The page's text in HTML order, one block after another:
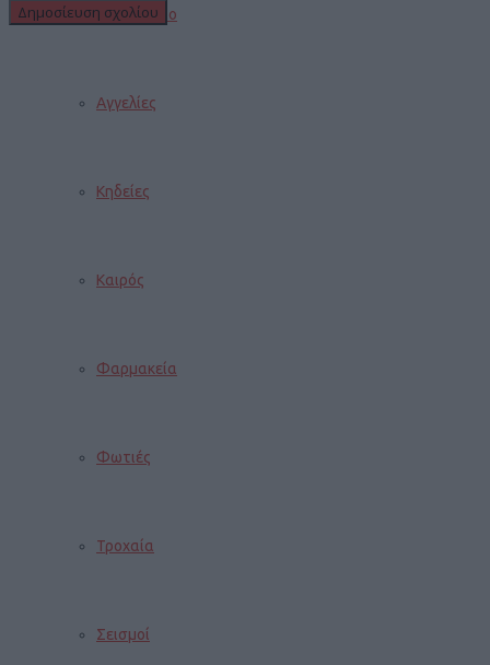
Εορτολόγιο
Αγγελίες
Κηδείες
Καιρός
Φαρμακεία
Φωτιές
Τροχαία
Σεισμοί